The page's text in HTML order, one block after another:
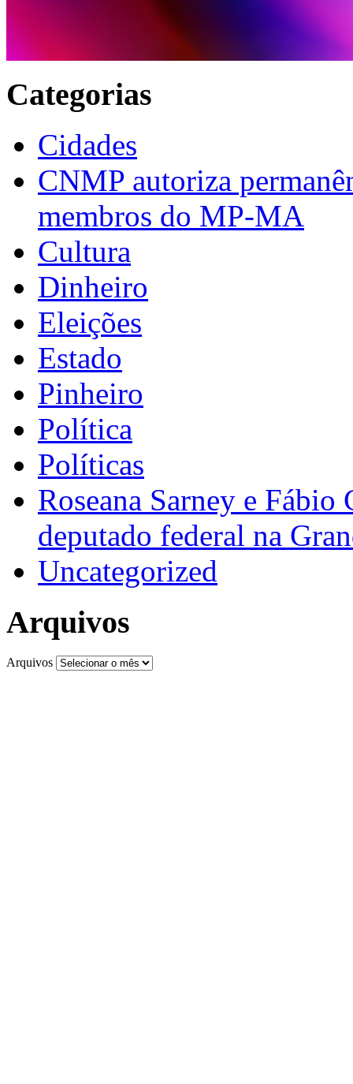
Categorias
Cidades
CNMP autoriza
membros do MP-MA
Cultura
Dinheiro
Eleições
Estado
Pinheiro
Política
Políticas
Roseana Sarney e
deputado federal na
Uncategorized
Arquivos
Arquivos